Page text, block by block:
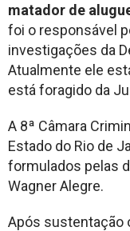
matador de
foi o responsável
investigações da
Atualmente ele
está foragido da
A 8ª Câmara
Estado do Rio de
formulados pelas
Wagner Alegre.
Após sustentação